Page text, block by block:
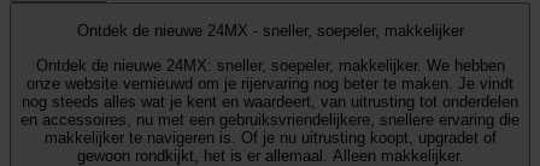
Ontdek de nieuwe 24MX - sneller, soepeler, makkelijker
Ontdek de nieuwe 24MX: sneller, soepeler, makkelijker. We hebben
onze website vernieuwd om je rijervaring nog beter te maken. Je vindt
nog steeds alles wat je kent en waardeert, van uitrusting tot onderdelen
en accessoires, nu met een gebruiksvriendelijkere, snellere ervaring die
makkelijker te navigeren is. Of je nu uitrusting koopt, upgradet of
gewoon rondkijkt, het is er allemaal. Alleen makkelijker.